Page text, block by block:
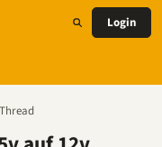
Login
Thread